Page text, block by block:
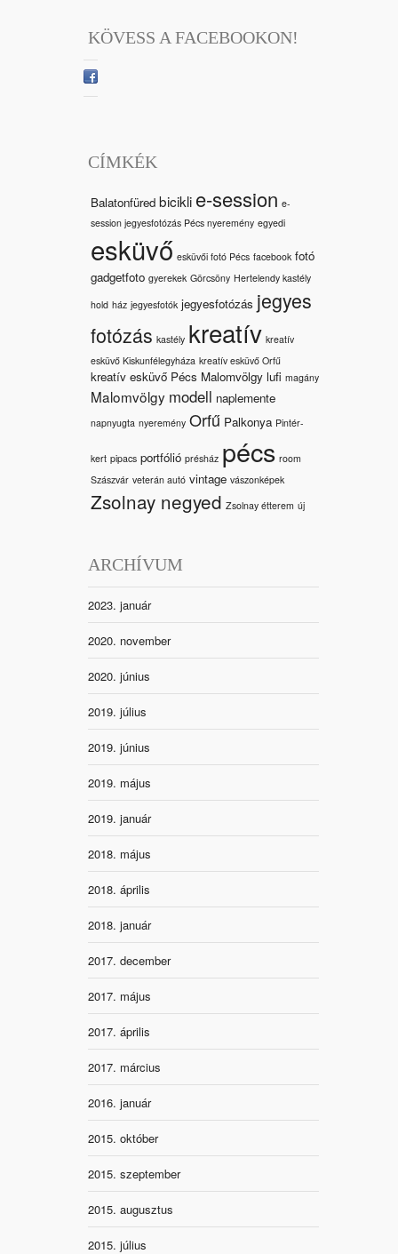
KÖVESS A FACEBOOKON!
CÍMKÉK
Balatonfüred bicikli e-session e-
session jegyesfotózás Pécs nyeremény egyedi
esküvő esküvői fotó Pécs facebook fotó
gadgetfoto gyerekek Görcsöny Hertelendy kastély
hold ház jegyesfotók jegyesfotózás jegyes
fotózás kastély kreatív kreatív
esküvő Kiskunfélegyháza kreatív esküvő Orfű
kreatív esküvő Pécs Malomvölgy lufi magány
Malomvölgy modell naplemente
napnyugta nyeremény Orfű Palkonya Pintér-
kert pipacs portfólió présház pécs room
Szászvár veterán autó vintage vászonképek
Zsolnay negyed Zsolnay étterem új
ARCHÍVUM
2023. január
2020. november
2020. június
2019. július
2019. június
2019. május
2019. január
2018. május
2018. április
2018. január
2017. december
2017. május
2017. április
2017. március
2016. január
2015. október
2015. szeptember
2015. augusztus
2015. július